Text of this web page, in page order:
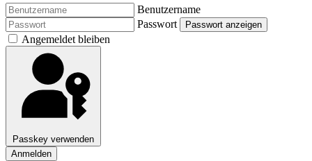
Benutzername
Passwort
Passwort anzeigen
Angemeldet bleiben
Passkey verwenden
Anmelden